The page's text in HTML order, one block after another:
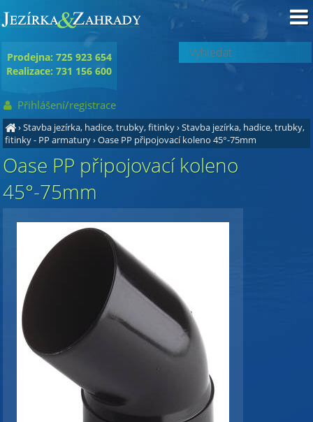
›Stavba jezírka, hadice, trubky, fitinky›Stavba jezírka, hadice, trubky,
fitinky - PP armatury›Oase PP připojovací koleno 45°-75mm
Oase PP připojovací koleno
45°-75mm
Prodejna: 725 923 654
Realizace: 731 156 600
Přihlášení/registrace